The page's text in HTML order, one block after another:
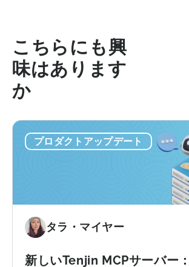
こちらにも興
味はあります
か
プロダクトアップデート
タラ・マイヤー
新しいTenjin MCPサーバー